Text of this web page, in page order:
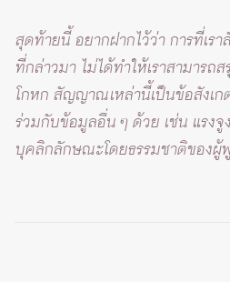
สุดท้ายนี้ อยากฝากไว้ว่า การที่เร
ที่กล่าวมา ไม่ได้ทำให้เราสามาร
โกหก สัญญาณเหล่านี้เป็นข้อสังเ
ร่วมกับข้อมูลอื่น ๆ ด้วย เช่น แรงจู
บุคลิกลักษณะโดยธรรมชาติของผู้